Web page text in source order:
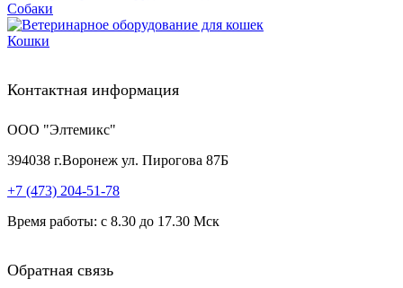
Собаки
Кошки
Контактная информация
ООО "Элтемикс"
394038 г.Воронеж ул. Пирогова 87Б
+7 (473) 204-51-78
Время работы: с 8.30 до 17.30 Мск
Обратная связь